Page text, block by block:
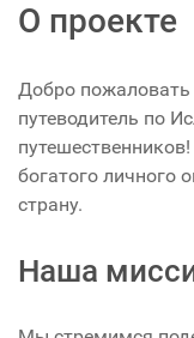
О проекте
Добро
путеводитель по
богатого личного
страну.
Наша